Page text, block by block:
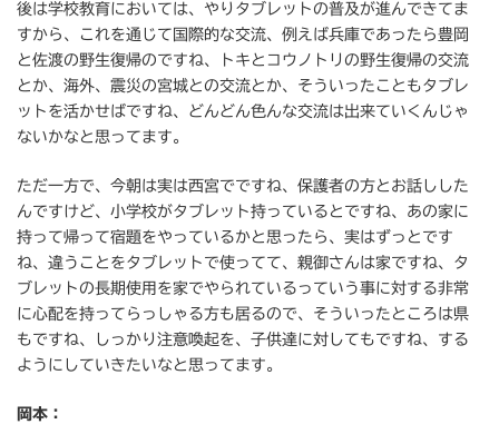
後は学校教育においては、やりタブレットの普及が進んできてま
すから、これを通じて国際的な交流、例えば兵庫であったら豊岡
と佐渡の野生復帰のですね、トキとコウノトリの野生復帰の交流
とか、海外、震災の宮城との交流とか、そういったこともタブレ
ットを活かせばですね、どんどん色んな交流は出来ていくんじゃ
ないかなと思ってます。
ただ一方で、今朝は実は西宮でですね、保護者の方とお話しした
んですけど、小学校がタブレット持っているとですね、あの家に
持って帰って宿題をやっているかと思ったら、実はずっとです
ね、違うことをタブレットで使ってて、親御さんは家ですね、タ
ブレットの長期使用を家でやられているっていう事に対する非常
に心配を持ってらっしゃる方も居るので、そういったところは県
もですね、しっかり注意喚起を、子供達に対してもですね、する
ようにしていきたいなと思ってます。
岡本：